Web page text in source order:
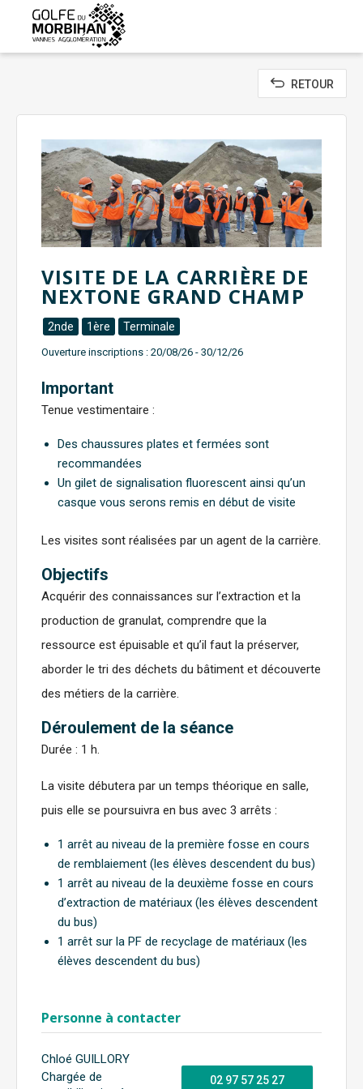
contenu
principal
RETOUR
VISITE DE LA CARRIÈRE DE
NEXTONE GRAND CHAMP
2nde 1ère Terminale
Ouverture inscriptions : 20/08/26 - 30/12/26
Important
Tenue vestimentaire :
Des chaussures plates et fermées sont
recommandées
Un gilet de signalisation fluorescent ainsi qu’un
casque vous serons remis en début de visite
Les visites sont réalisées par un agent de la carrière.
Objectifs
Acquérir des connaissances sur l’extraction et la
production de granulat, comprendre que la
ressource est épuisable et qu’il faut la préserver,
aborder le tri des déchets du bâtiment et découverte
des métiers de la carrière.
Déroulement de la séance
Durée : 1 h.
La visite débutera par un temps théorique en salle,
puis elle se poursuivra en bus avec 3 arrêts :
1 arrêt au niveau de la première fosse en cours
de remblaiement (les élèves descendent du bus)
1 arrêt au niveau de la deuxième fosse en cours
d’extraction de matériaux (les élèves descendent
du bus)
1 arrêt sur la PF de recyclage de matériaux (les
élèves descendent du bus)
Personne à contacter
Chloé GUILLORY
Chargée de
02 97 57 25 27